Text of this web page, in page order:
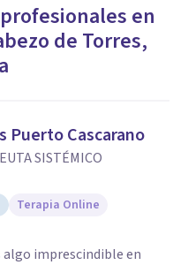
en
de Torres,
Puerto Cascarano
SISTÉMICO
Terapia Online
algo imprescindible en